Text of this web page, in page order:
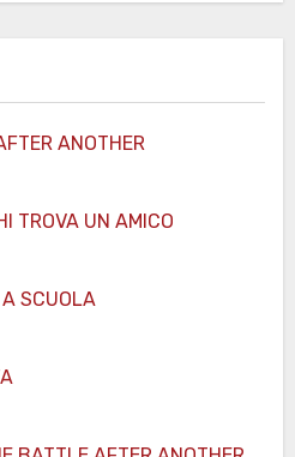
ANOTHER
TROVA UN AMICO
SCUOLA